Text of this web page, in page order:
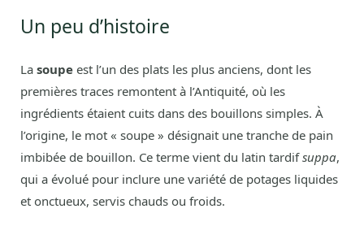
Un peu d’histoire
La soupe est l’un des plats les plus anciens, dont les
premières traces remontent à l’Antiquité, où les
ingrédients étaient cuits dans des bouillons simples. À
l’origine, le mot « soupe » désignait une tranche de pain
imbibée de bouillon. Ce terme vient du latin tardifsuppa,
qui a évolué pour inclure une variété de potages liquides
et onctueux, servis chauds ou froids.